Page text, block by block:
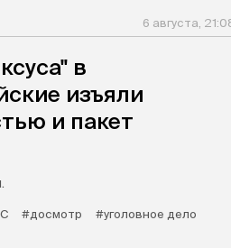
6 августа,
в
изъяли
и пакет
#досмотр
#уголовное дело